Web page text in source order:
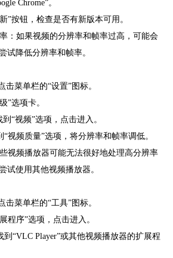
Chrome”。
”按钮，检查是否有新版本可用。
：如果视频的分辨率和帧率过高，可能会
试降低分辨率和帧率。
击菜单栏的“设置”图标。
”选项卡。
“视频”选项，点击进入。
视频质量”选项，将分辨率和帧率调低。
视频播放器可能无法很好地处理高分辨率
试使用其他视频播放器。
击菜单栏的“工具”图标。
程序”选项，点击进入。
“VLC Player”或其他视频播放器的扩展程